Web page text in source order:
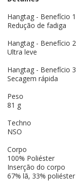
Hangtag - Benefício 1
Redução de fadiga
Hangtag - Benefício 2
Ultra leve
Hangtag - Benefício 3
Secagem rápida
Peso
81 g
Techno
NSO
Corpo
100% Poliéster
Inserção do corpo
67% lã, 33% poliéster